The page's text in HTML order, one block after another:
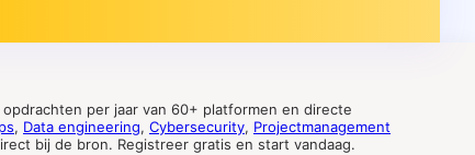
per jaar van 60+ platformen en directe
, Data engineering, Cybersecurity, Projectmanagement
bij de bron. Registreer gratis en start vandaag.